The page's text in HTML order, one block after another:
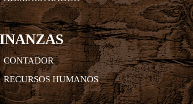
CONTADOR
RECURSOS HUMANOS